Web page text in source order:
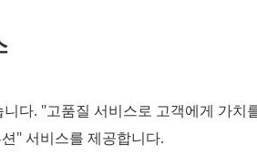
다. "고품질 서비스로 고객에게 가치
" 서비스를 제공합니다.